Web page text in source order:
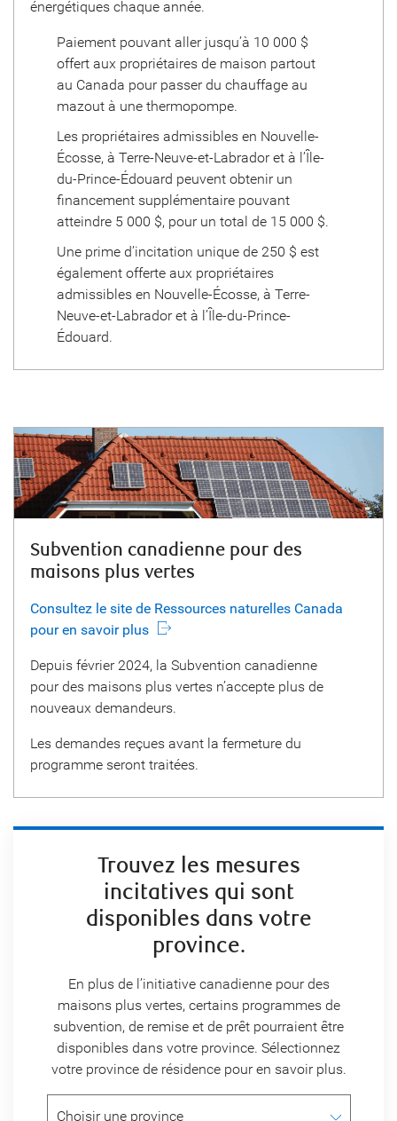
énergétiques chaque année.
Paiement pouvant aller jusqu’à 10 000 $
offert aux propriétaires de maison partout
au Canada pour passer du chauffage au
mazout à une thermopompe.
Les propriétaires admissibles en Nouvelle-
Écosse, à Terre-Neuve-et-Labrador et à l’Île-
du-Prince-Édouard peuvent obtenir un
financement supplémentaire pouvant
atteindre 5 000 $, pour un total de 15 000 $.
Une prime d’incitation unique de 250 $ est
également offerte aux propriétaires
admissibles en Nouvelle-Écosse, à Terre-
Neuve-et-Labrador et à l’Île-du-Prince-
Édouard.
Subvention canadienne pour des
maisons plus vertes
Consultez le site de Ressources naturelles Canada
pour en savoir plus
Depuis février 2024, la Subvention canadienne
pour des maisons plus vertes n’accepte plus de
nouveaux demandeurs.
Les demandes reçues avant la fermeture du
programme seront traitées.
Trouvez les mesures
incitatives qui sont
disponibles dans votre
province.
En plus de l’initiative canadienne pour des
maisons plus vertes, certains programmes de
subvention, de remise et de prêt pourraient être
disponibles dans votre province. Sélectionnez
votre province de résidence pour en savoir plus.